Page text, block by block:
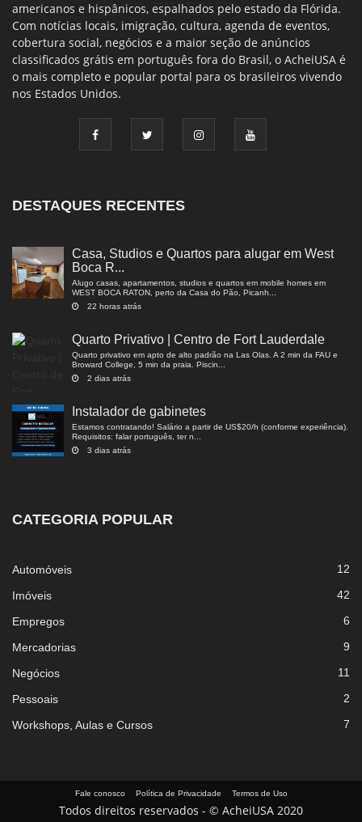
americanos e hispânicos, espalhados pelo estado da Flórida.
Com notícias locais, imigração, cultura, agenda de eventos,
cobertura social, negócios e a maior seção de anúncios
classificados grátis em português fora do Brasil, o AcheiUSA é
o mais completo e popular portal para os brasileiros vivendo
nos Estados Unidos.
DESTAQUES RECENTES
Casa, Studios e Quartos para alugar em West
Boca R...
Alugo casas, apartamentos, studios e quartos em mobile homes em
WEST BOCA RATON, perto da Casa do Pão, Picanh...
22 horas atrás
Quarto Privativo | Centro de Fort Lauderdale
Quarto privativo em apto de alto padrão na Las Olas. A 2 min da FAU e
Broward College, 5 min da praia. Piscin...
2 dias atrás
Instalador de gabinetes
Estamos contratando! Salário a partir de US$20/h (conforme experiência).
Requisitos: falar português, ter n...
3 dias atrás
CATEGORIA POPULAR
Automóveis 12
Imóveis 42
Empregos 6
Mercadorias 9
Negócios 11
Pessoais 2
Workshops, Aulas e Cursos 7
Fale conosco Política de Privacidade Termos de Uso
Todos direitos reservados - © AcheiUSA 2020